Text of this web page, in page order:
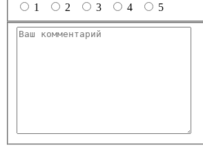
1
2 3 4 5